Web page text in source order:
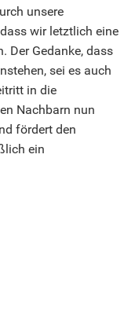
unsere
wir letztlich eine
Der Gedanke, dass
sei es auch
in die
Nachbarn nun
fördert den
ein